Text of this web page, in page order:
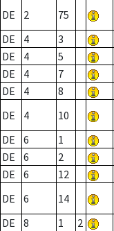
DE
2 75
DE
4 3
DE
4 5
DE
4 7
DE
4 8
DE
4 10
DE
6 1
DE
6 2
DE
6 12
DE
6 14
DE
8 1 2